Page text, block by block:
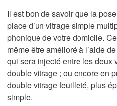
Il est bon de savoir que la
place d’un vitrage simple
phonique de votre domicile.
même être amélioré à l’aide
qui sera injecté entre les deux
double vitrage ; ou encore en
double vitrage feuilleté, plus
simple.